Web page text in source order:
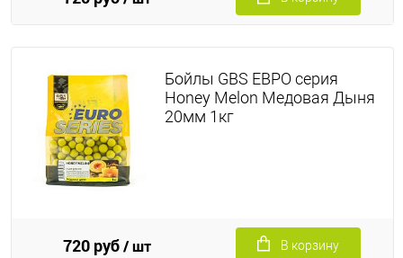
Бойлы GBS ЕВРО серия
Honey Melon Медовая Дыня
20мм 1кг
720 руб/ шт В корзину